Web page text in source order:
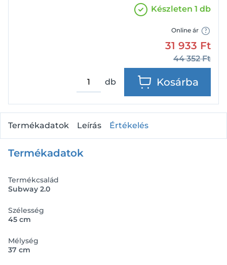
Készleten 1 db
Online ár
31 933 Ft
44 352 Ft
db Kosárba
Termékadatok Leírás Értékelés
Termékadatok
Termékcsalád
Subway 2.0
Szélesség
45 cm
Mélység
37 cm